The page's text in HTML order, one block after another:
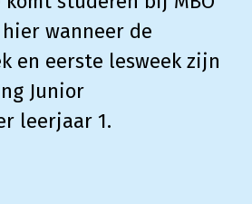
wanneer de
en eerste lesweek zijn
Junior
leerjaar 1.